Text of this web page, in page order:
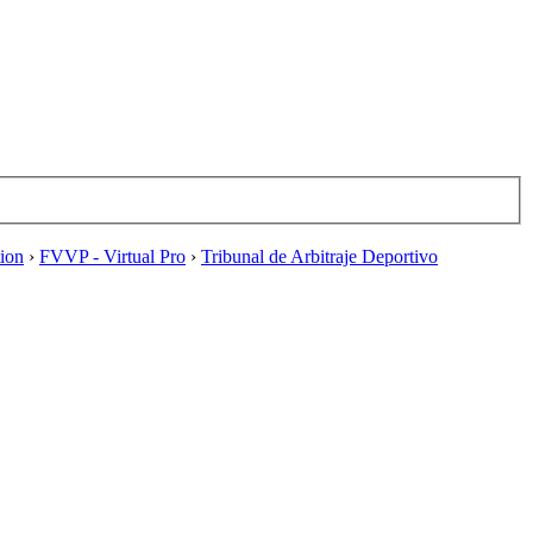
› FVVP - Virtual Pro › Tribunal de Arbitraje Deportivo